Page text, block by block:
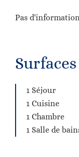
Pas
Surfaces
1 Séjour
1 Cuisine
1 Chambre
1 Salle de